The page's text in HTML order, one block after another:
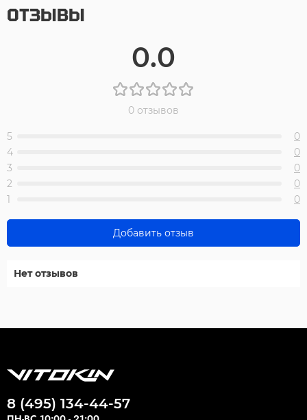
ОТЗЫВЫ
0.0
0 отзывов
5
0
4
0
3
0
2
0
1
0
Добавить отзыв
Нет отзывов
8 (495) 134-44-57